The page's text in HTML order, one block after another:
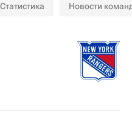
Статистика Новости